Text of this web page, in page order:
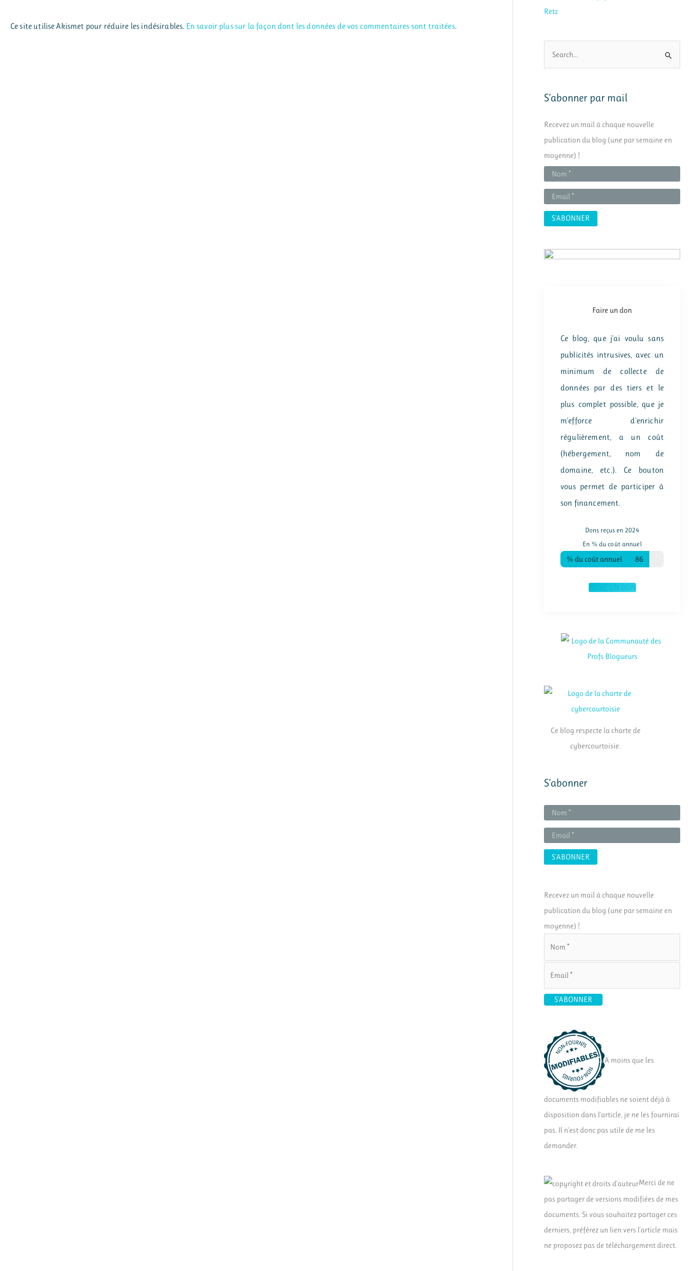
Ce site utilise Akismet pour réduire les indésirables. En savoir plus sur la façon dont les données de vos commentaires sont traitées.
h
r
c
h
r
S’abonner par mail
Recevez un mail à chaque nouvelle
publication du blog (une par semaine en
moyenne) !
Faire un don
Ce blog, que j'ai voulu sans
publicités intrusives, avec un
minimum de collecte de
données par des tiers et le
plus complet possible, que je
m'efforce d'enrichir
régulièrement, a un coût
(hébergement, nom de
domaine, etc.). Ce bouton
vous permet de participer à
son financement.
Dons reçus en 2024
En % du coût annuel
% du coût annuel 86
FAIRE UN DON
Ce blog respecte la charte de
cybercourtoisie.
S’abonner
Recevez un mail à chaque nouvelle
publication du blog (une par semaine en
moyenne) !
A moins que les
documents modifiables ne soient déjà à
disposition dans l'article, je ne les fournirai
pas. Il n'est donc pas utile de me les
demander.
Merci de ne
pas partager de versions modifiées de mes
documents. Si vous souhaitez partager ces
derniers, préférez un lien vers l'article mais
ne proposez pas de téléchargement direct.